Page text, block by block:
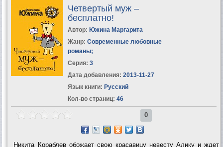
Четвертый муж –
бесплатно!
Автор: Южина Маргарита
Жанр: Современные любовные
романы;
Серия: 3
Дата добавления: 2013-11-27
Язык книги: Русский
Кол-во страниц: 46
0
Никита Кораблев обожает свою красавицу невесту Алику и ждет